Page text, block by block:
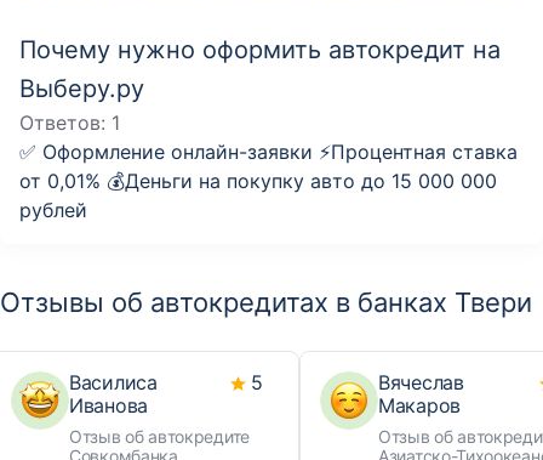
Почему нужно оформить автокредит на
Выберу.ру
Ответов: 1
✅ Оформление онлайн-заявки ⚡️Процентная ставка
от 0,01% 💰Деньги на покупку авто до 15 000 000
рублей
Отзывы об автокредитах в банках Твери
Василиса
Иванова
Отзыв об автокредите
Совкомбанка
5
Вячеслав
Макаров
Отзыв об
Азиатско-